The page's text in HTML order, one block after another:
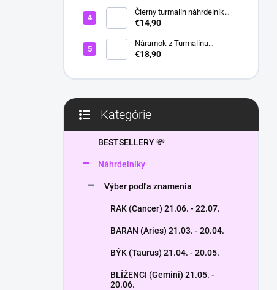
Čierny turmalín náhrdelník
HEXAGON
€14,90
Náramok z Turmalínu
NATURAL - ochranný kameň
€18,90
kategórie
Kategórie
BESTSELLERY 💸
Náhrdelníky
Výber podľa znamenia
RAK (Cancer) 21.06. - 22.07.
BARAN (Aries) 21.03. - 20.04.
BÝK (Taurus) 21.04. - 20.05.
BLÍŽENCI (Gemini) 21.05. -
20.06.